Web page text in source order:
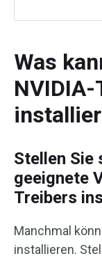
Was
Stellen Sie
geeignete
Treibers
Manchmal
installieren.